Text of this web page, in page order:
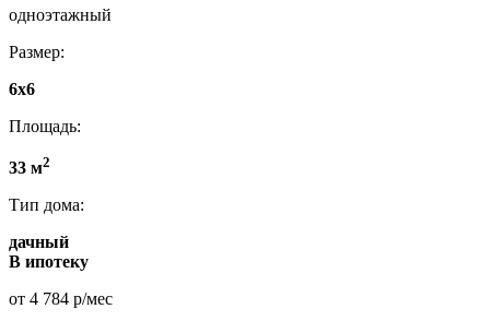
одноэтажный
Размер:
6x6
Площадь:
33 м2
Тип дома:
дачный
В ипотеку
от 4 784 р/мес